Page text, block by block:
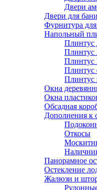
Двери
Двери для
Фурнитура
Напольный
Плинтус
Плинтус
Плинтус
Плинтус
Окна
Окна
Обсадная
Дополнения к
Откосы
Панорамное
Остекление
Жалюзи и